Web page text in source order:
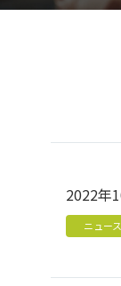
2022年
ニュー